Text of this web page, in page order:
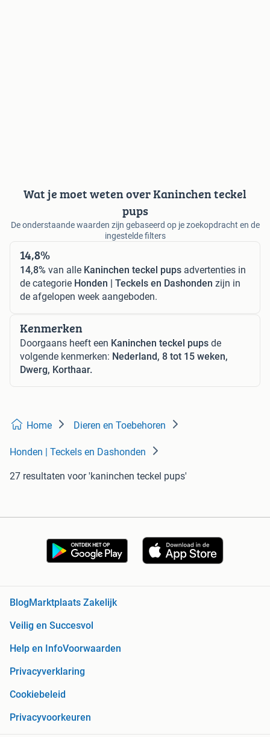
Wat je moet weten over Kaninchen teckel
pups
De onderstaande waarden zijn gebaseerd op je zoekopdracht en de
ingestelde filters
14,8%
14,8% van alle Kaninchen teckel pups advertenties in
de categorie Honden | Teckels en Dashonden zijn in
de afgelopen week aangeboden.
Kenmerken
Doorgaans heeft een Kaninchen teckel pups de
volgende kenmerken: Nederland, 8 tot 15 weken,
Dwerg, Korthaar.
Home Dieren en Toebehoren
Honden | Teckels en Dashonden
27 resultaten voor 'kaninchen teckel pups'
Blog Marktplaats Zakelijk
Veilig en Succesvol
Help en InfoVoorwaarden
Privacyverklaring
Cookiebeleid
Privacyvoorkeuren